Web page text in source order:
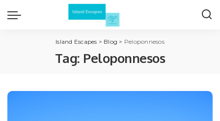
Island Escapes > Blog > Peloponnesos
Tag: Peloponnesos